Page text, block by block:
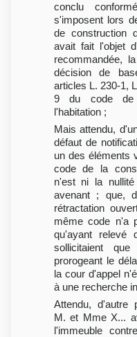
conclu
s'imposent lors
de construction
avait fait l'objet
recommandée,
décision de
articles L. 230-1,
9 du code de
l'habitation ;
Mais attendu,
défaut de
un des éléments
code de la
n'est ni la
avenant ; que,
rétractation
même code n'a
qu'ayant
sollicitaient
prorogeant le
la cour d'appel
à une recherche
Attendu, d'autre
M. et Mme X...
l'immeuble